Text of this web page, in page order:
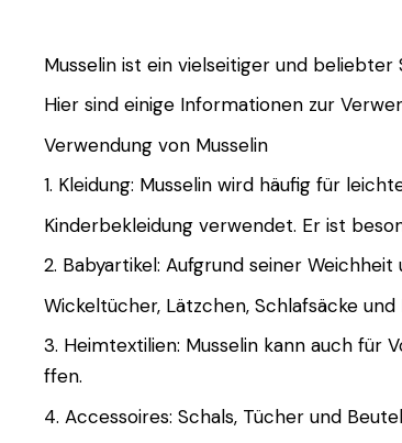
Musselin ist ein vielseitiger und
Hier sind einige Informationen zur
Verwendung von Musselin
1. Kleidung: Musselin wird häufig für
Kinderbekleidung verwendet. Er ist
2. Babyartikel: Aufgrund seiner
Wickeltücher, Lätzchen, Schlafsäcke und
3. Heimtextilien: Musselin kann auch für
ffen.
4. Accessoires: Schals, Tücher und